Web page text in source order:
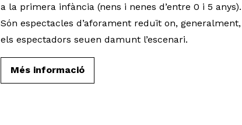
a la primera infància (nens i nenes d’entre 0 i 5 anys).
Són espectacles d’aforament reduït on, generalment,
els espectadors seuen damunt l’escenari.
Més informació